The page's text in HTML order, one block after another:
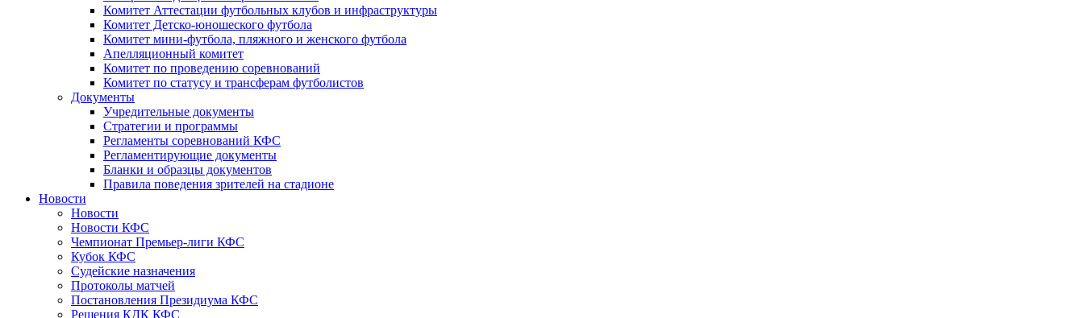
Комитет Аттестации футбольных клубов и инфраструктуры
Комитет Детско-юношеского футбола
Комитет мини-футбола, пляжного и женского футбола
Апелляционный комитет
Комитет по проведению соревнований
Комитет по статусу и трансферам футболистов
Документы
Учредительные документы
Стратегии и программы
Регламенты соревнований КФС
Регламентирующие документы
Бланки и образцы документов
Правила поведения зрителей на стадионе
Новости
Новости
Новости КФС
Чемпионат Премьер-лиги КФС
Кубок КФС
Судейские назначения
Протоколы матчей
Постановления Президиума КФС
Решения КДК КФС